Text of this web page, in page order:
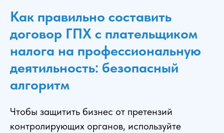
Как правильно составить
договор ГПХ с плательщиком
налога на профессиональную
деятильность: безопасный
алгоритм
Чтобы защитить бизнес от претензий
контролирующих органов, используйте